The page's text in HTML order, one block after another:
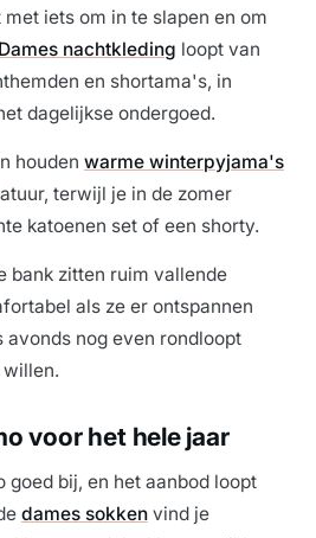
iets om in te slapen en om
Dames nachtkleding loopt van
en shortama's, in
dagelijkse ondergoed.
houden warme winterpyjama's
terwijl je in de zomer
katoenen set of een shorty.
bank zitten ruim vallende
als ze er ontspannen
avonds nog even rondloopt
voor het hele jaar
goed bij, en het aanbod loopt
dames sokken vind je